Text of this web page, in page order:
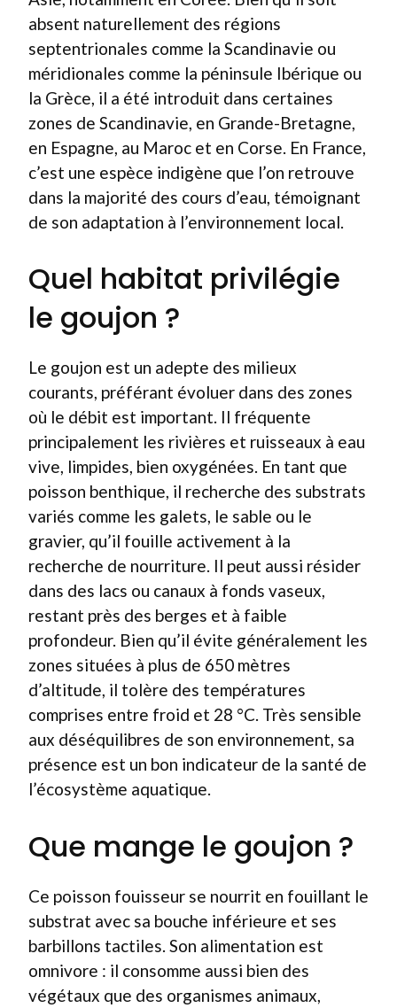
absent naturellement des régions
septentrionales comme la Scandinavie ou
méridionales comme la péninsule Ibérique ou
la Grèce, il a été introduit dans certaines
zones de Scandinavie, en Grande-Bretagne,
en Espagne, au Maroc et en Corse. En France,
c’est une espèce indigène que l’on retrouve
dans la majorité des cours d’eau, témoignant
de son adaptation à l’environnement local.
Quel habitat privilégie
le goujon ?
Le goujon est un adepte des milieux
courants, préférant évoluer dans des zones
où le débit est important. Il fréquente
principalement les rivières et ruisseaux à eau
vive, limpides, bien oxygénées. En tant que
poisson benthique, il recherche des substrats
variés comme les galets, le sable ou le
gravier, qu’il fouille activement à la
recherche de nourriture. Il peut aussi résider
dans des lacs ou canaux à fonds vaseux,
restant près des berges et à faible
profondeur. Bien qu’il évite généralement les
zones situées à plus de 650 mètres
d’altitude, il tolère des températures
comprises entre froid et 28 °C. Très sensible
aux déséquilibres de son environnement, sa
présence est un bon indicateur de la santé de
l’écosystème aquatique.
Que mange le goujon ?
Ce poisson fouisseur se nourrit en fouillant le
substrat avec sa bouche inférieure et ses
barbillons tactiles. Son alimentation est
omnivore : il consomme aussi bien des
végétaux que des organismes animaux,